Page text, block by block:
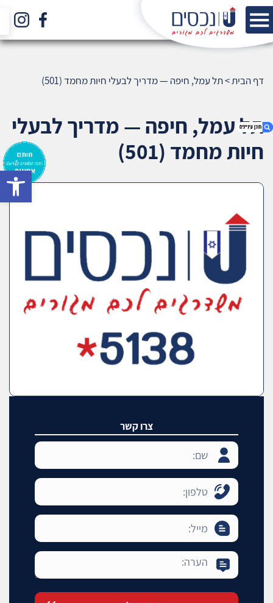
דף הבית>תל עמל, חיפה — מדריך לבעלי חיות מחמד (501)
תל עמל, חיפה — מדריך לבעלי
חיות מחמד (501)
צרו קשר